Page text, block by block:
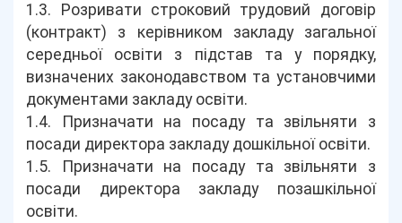
1.3. Розривати строковий трудовий договір
(контракт) з керівником закладу загальної
середньої освіти з підстав та у порядку,
визначених законодавством та установчими
документами закладу освіти.
1.4. Призначати на посаду та звільняти з
посади директора закладу дошкільної освіти.
1.5. Призначати на посаду та звільняти з
посади директора закладу позашкільної
освіти.